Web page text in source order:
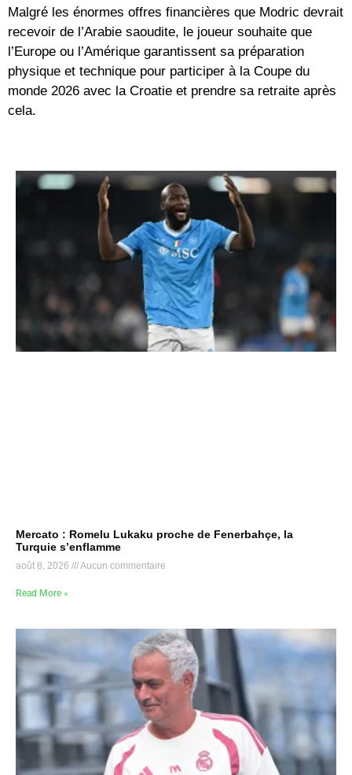
Malgré les énormes offres financières que Modric devrait
recevoir de l’Arabie saoudite, le joueur souhaite que
l’Europe ou l’Amérique garantissent sa préparation
physique et technique pour participer à la Coupe du
monde 2026 avec la Croatie et prendre sa retraite après
cela.
Mercato : Romelu Lukaku proche de Fenerbahçe, la
Turquie s’enflamme
août 8, 2026 Aucun commentaire
Read More »